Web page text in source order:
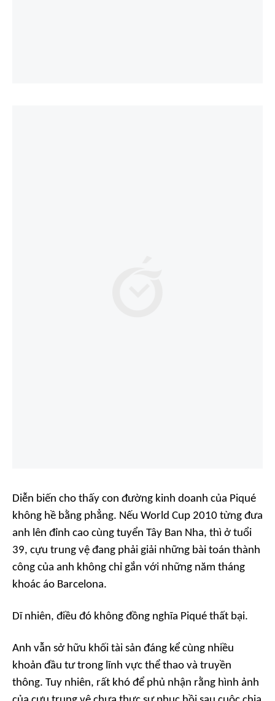
Diễn biến cho thấy con đường kinh doanh của Piqué
không hề bằng phẳng. Nếu World Cup 2010 từng đưa
anh lên đỉnh cao cùng tuyển Tây Ban Nha, thì ở tuổi
39, cựu trung vệ đang phải giải những bài toán thành
công của anh không chỉ gắn với những năm tháng
khoác áo Barcelona.
Dĩ nhiên, điều đó không đồng nghĩa Piqué thất bại.
Anh vẫn sở hữu khối tài sản đáng kể cùng nhiều
khoản đầu tư trong lĩnh vực thể thao và truyền
thông. Tuy nhiên, rất khó để phủ nhận rằng hình ảnh